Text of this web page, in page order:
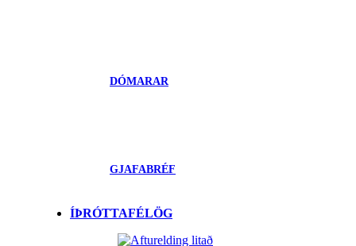
DÓMARAR
GJAFABRÉF
ÍÞRÓTTAFÉLÖG